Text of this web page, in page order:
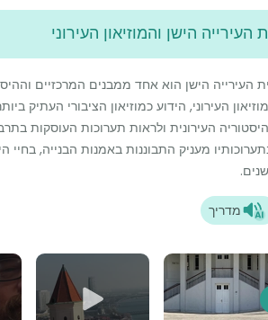
העירייה הישן והמוזיאון העירוני
העירייה הישן הוא אחד ממבנים המרכזיים
העירוני, הידוע כמוזיאון הציבורי העתיק
העירונית ולראות תערוכות העוסקות
מעניק התבוננות באמנות הבנייה,
מדריך